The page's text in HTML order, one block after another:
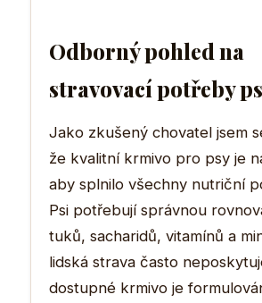
Odborný pohled na
stravovací potřeby
Jako zkušený chovatel jsem
že kvalitní krmivo pro psy je
aby splnilo všechny nutriční
Psi potřebují správnou
tuků, sacharidů, vitamínů a
lidská strava často
dostupné krmivo je